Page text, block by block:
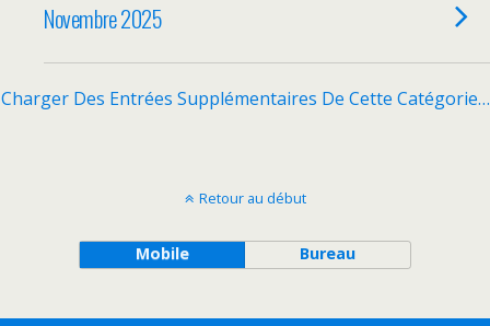
Novembre 2025
Charger Des Entrées Supplémentaires De Cette Catégorie…
Retour au début
Mobile Bureau